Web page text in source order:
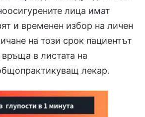
лица имат
и временен избор на личен
на този срок пациентът
в листата на
лекар.